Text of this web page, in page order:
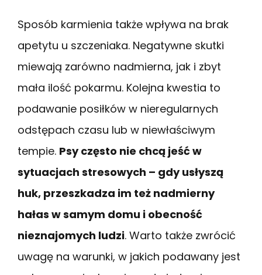
Sposób karmienia także wpływa na brak
apetytu u szczeniaka. Negatywne skutki
miewają zarówno nadmierna, jak i zbyt
mała ilość pokarmu. Kolejna kwestia to
podawanie posiłków w nieregularnych
odstępach czasu lub w niewłaściwym
tempie. Psy często nie chcą jeść w
sytuacjach stresowych – gdy usłyszą
huk, przeszkadza im też nadmierny
hałas w samym domu i obecność
nieznajomych ludzi. Warto także zwrócić
uwagę na warunki, w jakich podawany jest